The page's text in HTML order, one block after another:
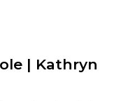
| Kathryn